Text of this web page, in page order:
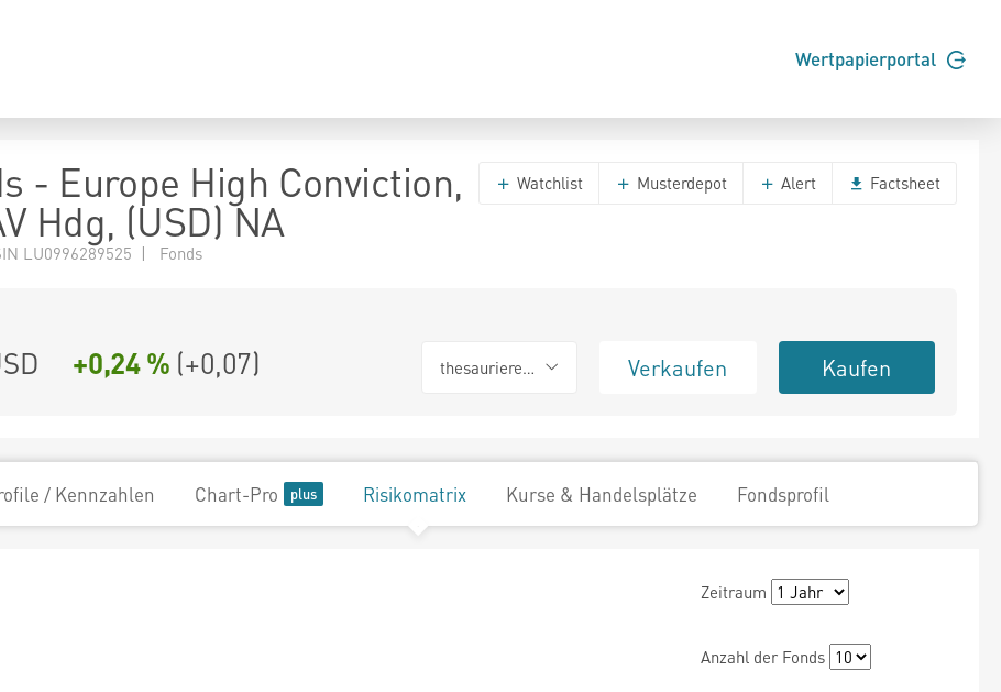
Wertpapierportal
- Europe High Conviction,
Hdg, (USD) NA
LU0996289525 | Fonds
Watchlist Musterdepot Alert Factsheet
+0,24 % (+0,07) thesaurierend Verkaufen Kaufen
/ Kennzahlen Chart-Pro Risikomatrix Kurse & Handelsplätze Fondsprofil
Zeitraum
Anzahl der Fonds